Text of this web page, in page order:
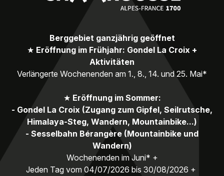
Berggebiet ganzjährig geöffnet
★ Eröffnung im Frühjahr: Gondel La Croix +
Aktivitäten
Verlängerte Wochenenden am 1., 8., 14. und 25. Mai*
★ Eröffnung im Sommer:
- Gondel La Croix (Zugang zum Gipfel, Seilrutsche,
Himalaya-Steg, Wandern, Mountainbike...)
- Sesselbahn Bérangère (Mountainbike und
Wandern)
Wochenenden im Juni* +
Jeden Tag vom 04/07/2026 bis 30/08/2026 +